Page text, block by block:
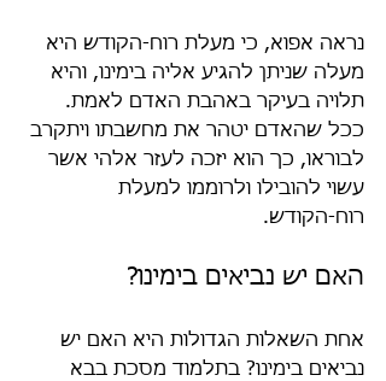
נראה אפוא, כי מעלת רוח-הקודש היא
מעלה שניתן להגיע אליה בימינו, והיא
תלויה בעיקר באהבת האדם לאמת.
ככל שהאדם יטהר את מחשבתו ויתקרב
לבוראו, כך הוא יזכה לעזר אלהי אשר
עשוי להובילו ולרוממו למעלת
רוח-הקודש.
האם יש נביאים בימינו?
אחת השאלות הגדולות היא האם יש
נביאים בימינו? בתלמוד מסכת בבא